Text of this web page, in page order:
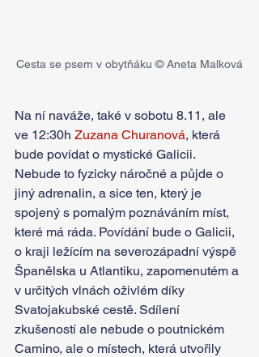
Cesta se psem v obytňáku © Aneta Malková
Na ní naváže, také v sobotu 8.11, ale
ve 12:30h Zuzana Churanová, která
bude povídat o mystické Galicii.
Nebude to fyzicky náročné a půjde o
jiný adrenalin, a sice ten, který je
spojený s pomalým poznáváním míst,
které má ráda. Povídání bude o Galicii,
o kraji ležícím na severozápadní výspě
Španělska u Atlantiku, zapomenutém a
v určitých vlnách oživlém díky
Svatojakubské cestě. Sdílení
zkušeností ale nebude o poutnickém
Camino, ale o místech, která utvořily